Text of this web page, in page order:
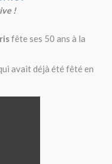
!
fête ses 50 ans à la
avait déjà été fêté en